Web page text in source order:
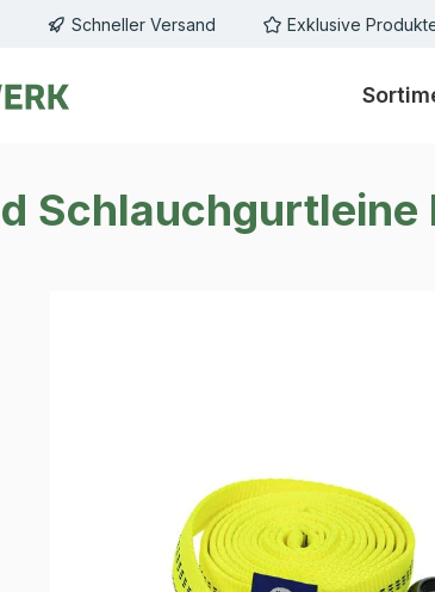
springenSchneller Versand Exklusive
Schlauchgurtleine